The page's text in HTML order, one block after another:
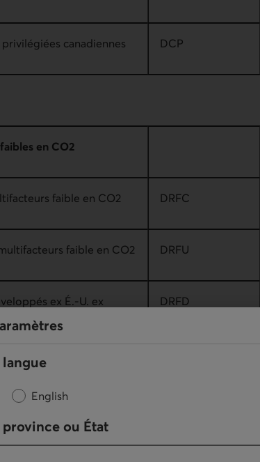
English
ou État
canadiennes DCP
en CO2
faible en CO2 DRFC
faible en CO2 DRFU
ex É.-U. ex
DRFD
multifacteurs